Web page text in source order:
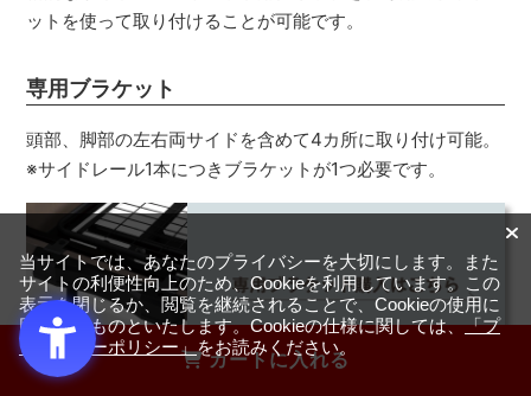
カートに入れる
ットを使って取り付けることが可能です。
専用ブラケット
頭部、脚部の左右両サイドを含めて4カ所に取り付け可能。
※サイドレール1本につきブラケットが1つ必要です。
当サイトでは、あなたのプライバシーを大切にします。また
サイトの利便性向上のため、Cookieを利用しています。この
表示を閉じるか、閲覧を継続されることで、Cookieの使用に
同意するものといたします。Cookieの仕様に関しては、「プ
ライバシーポリシー」をお読みください。